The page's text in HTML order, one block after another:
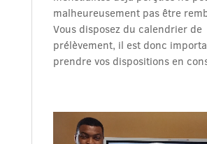
malheureusement pas être
Vous disposez du calendrier de
prélèvement, il est donc
prendre vos dispositions en
Lecteur
vidéo